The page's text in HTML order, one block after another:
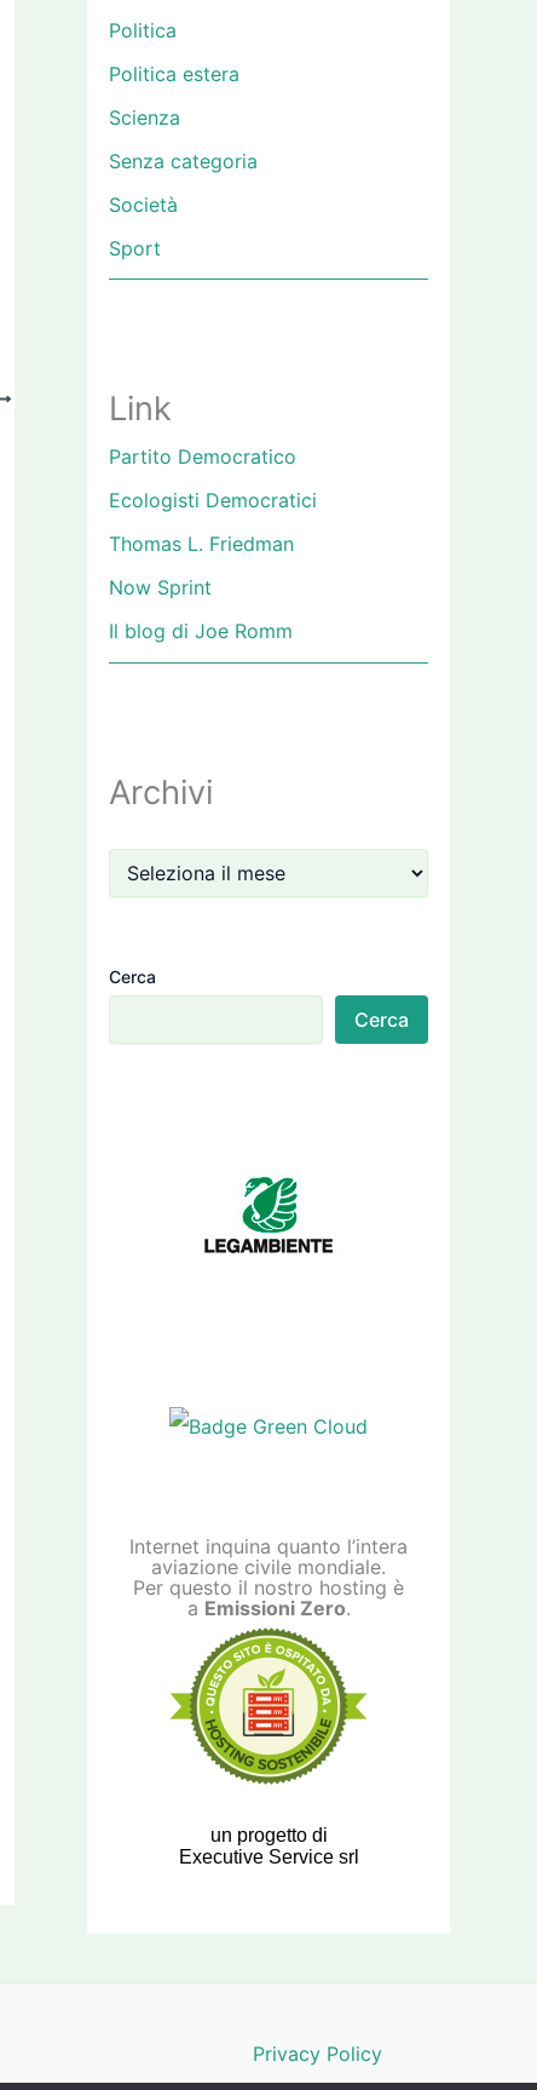
Politica
Politica estera
Scienza
Senza categoria
Società
Sport
Link
Partito Democratico
Ecologisti Democratici
Thomas L. Friedman
Now Sprint
Il blog di Joe Romm
Archivi
Cerca
Cerca
Internet inquina quanto l’intera
aviazione civile mondiale.
Per questo il nostro hosting è
a Emissioni Zero.
un progetto di
Executive Service srl
Privacy Policy